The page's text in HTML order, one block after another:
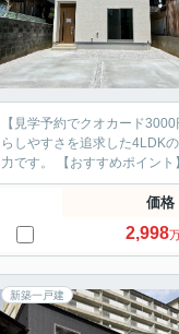
【見学予約でクオカード3000円分プレゼント】 太陽光発電＆ZEH仕様で家計にも優しい！子
らしやすさを追求した4LDK
力です。 【おすすめ
価格
2,998
新築一戸建